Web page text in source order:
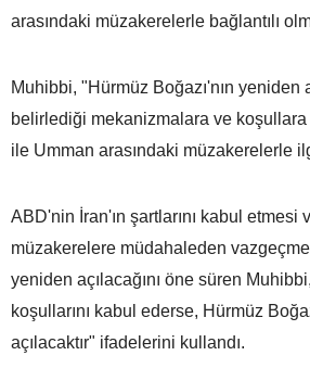
arasındaki müzakerelerle bağlantılı
Muhibbi, "Hürmüz Boğazı'nın yeniden
belirlediği mekanizmalara ve
ile Umman arasındaki müzakerelerle
ABD'nin İran'ın şartlarını kabul etmesi
müzakerelere müdahaleden
yeniden açılacağını öne süren
koşullarını kabul ederse, Hürmüz
açılacaktır" ifadelerini kullandı.